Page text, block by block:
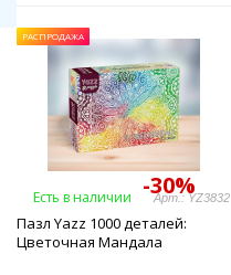
РАСПРОДАЖА
-30%
Есть в наличии Арт.: YZ3832
Пазл Yazz 1000 деталей:
Цветочная Мандала